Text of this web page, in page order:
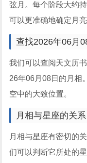
弦月。每个阶段大约
可以更准确地确定月
查找2026年06月
我们可以查阅天文历
26年06月08日的月相
空中的大致位置。
月相与星座的关系
月相与星座有密切的
们可以判断它所处的